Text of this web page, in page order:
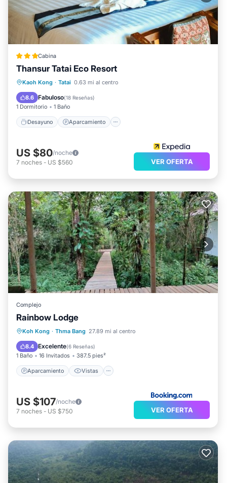
Cabina
Thansur Tatai Eco Resort
Kaoh Kong · Tatai 0.63 mi al centro
8.6 Fabuloso(18 Reseñas)
1 Dormitorio 1 Baño
Desayuno Aparcamiento
Desayuno Aparcamiento
Balcón/Terraza
US $80/noche
7 noches - US $560 VER OFERTA
Complejo
Rainbow Lodge
Koh Kong · Thma Bang 27.89 mi al centro
8.4 Excelente(6 Reseñas)
1 Baño 16 Invitados 387.5 pies²
Aparcamiento Vistas
Aparcamiento Vistas
Se admiten mascotas
US $107/noche
7 noches - US $750 VER OFERTA